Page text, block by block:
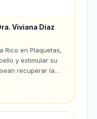
Viviana Díaz
Rico en Plaquetas,
y estimular su
recuperar la